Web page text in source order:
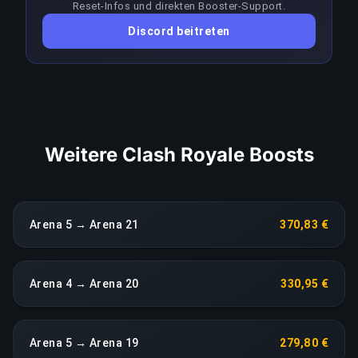
ein anhaltender Leistungseinbruch löst eine
sofortige Neuzuweisung ohne Aufpreis aus.
Reset-Infos und direkten Booster-Support.
Discord beitreten
Weitere Clash Royale Boosts
Arena 5 → Arena 21 370,83 €
Arena 4 → Arena 20 330,95 €
Arena 5 → Arena 19 279,80 €